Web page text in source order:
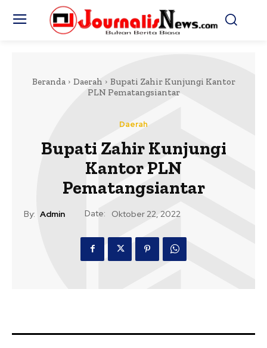
Beranda Daerah
Bupati Zahir Kunjungi Kantor
PLN Pematangsiantar
Daerah
Bupati Zahir Kunjungi
Kantor PLN
Pematangsiantar
By: Admin Date: Oktober 22, 2022